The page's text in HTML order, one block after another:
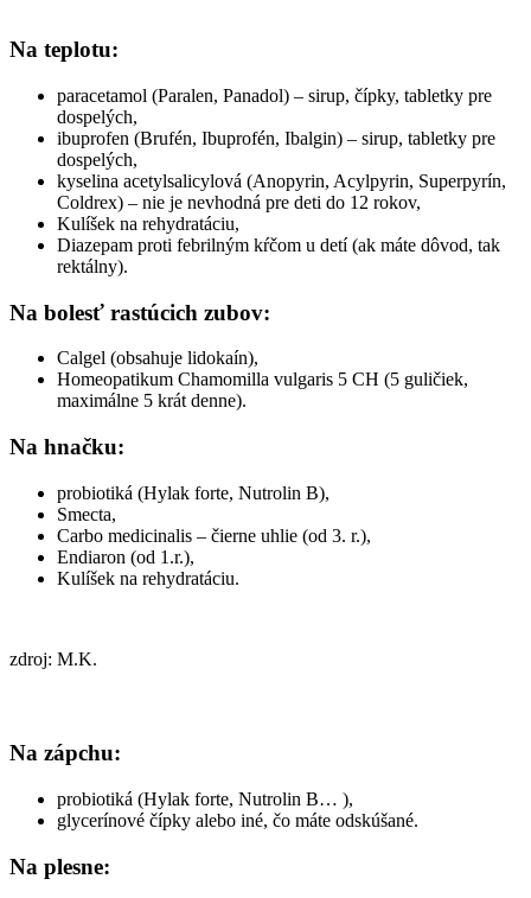
Na teplotu:
paracetamol (Paralen, Panadol) – sirup, čípky, tabletky pre
dospelých,
ibuprofen (Brufén, Ibuprofén, Ibalgin) – sirup, tabletky pre
dospelých,
kyselina acetylsalicylová (Anopyrin, Acylpyrin, Superpyrín,
Coldrex) – nie je nevhodná pre deti do 12 rokov,
Kulíšek na rehydratáciu,
Diazepam proti febrilným kŕčom u detí (ak máte dôvod, tak
rektálny).
Na bolesť rastúcich zubov:
Calgel (obsahuje lidokaín),
Homeopatikum Chamomilla vulgaris 5 CH (5 guličiek,
maximálne 5 krát denne).
Na hnačku:
probiotiká (Hylak forte, Nutrolin B),
Smecta,
Carbo medicinalis – čierne uhlie (od 3. r.),
Endiaron (od 1.r.),
Kulíšek na rehydratáciu.
zdroj: M.K.
Na zápchu:
probiotiká (Hylak forte, Nutrolin B… ),
glycerínové čípky alebo iné, čo máte odskúšané.
Na plesne: